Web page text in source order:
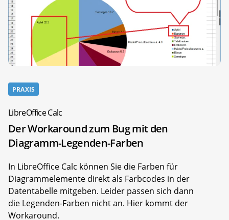
PRAXIS
LibreOffice Calc
Der Workaround zum Bug mit den
Diagramm-Legenden-Farben
In LibreOffice Calc können Sie die Farben für
Diagrammelemente direkt als Farbcodes in der
Datentabelle mitgeben. Leider passen sich dann
die Legenden-Farben nicht an. Hier kommt der
Workaround.